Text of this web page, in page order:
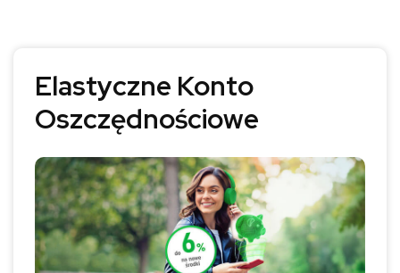
Elastyczne Konto
Oszczędnościowe